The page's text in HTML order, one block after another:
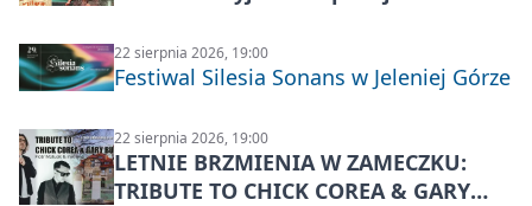
22 sierpnia 2026, 19:00
Festiwal Silesia Sonans w Jeleniej Górze
22 sierpnia 2026, 19:00
LETNIE BRZMIENIA W ZAMECZKU:
TRIBUTE TO CHICK COREA & GARY